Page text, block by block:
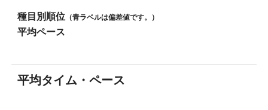
23
1061 フェラーリ シモン
24
9023 川崎 由理奈
26
6034 Olivier ABSOUS 41 男
2:11:03
27
2102 Gregory Berge
種目別順位（青ラベルは偏差値です。）
平均ペース
平均タイム・ペース